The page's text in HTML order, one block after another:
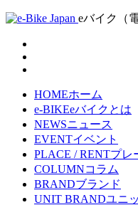
eバイク（
HOMEホーム
e-BIKEeバイクとは
NEWSニュース
EVENTイベント
PLACE / RENTプレ
COLUMNコラム
BRANDブランド
UNIT BRANDユニ